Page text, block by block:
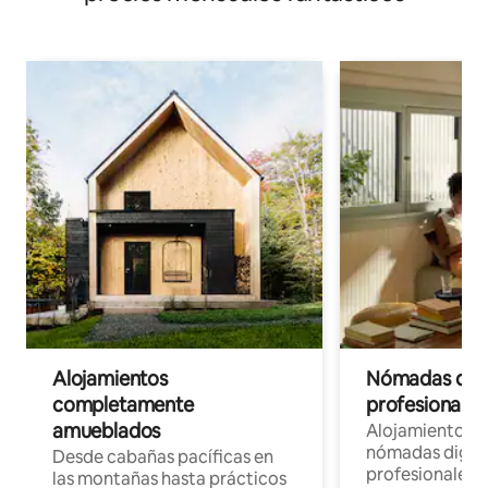
Alojamientos
completamente
amueblados
Desde cabañas pacíficas en
las montañas hasta prácticos
Nómadas
Alojamientos
nómadas
profesionales